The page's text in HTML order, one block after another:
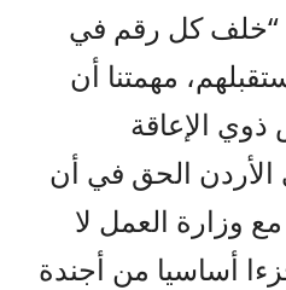
“خلف كل رقم في
مهمتنا أن
الإعاقة
الحق في أن
وزارة العمل لا
أساسيا من أجندة